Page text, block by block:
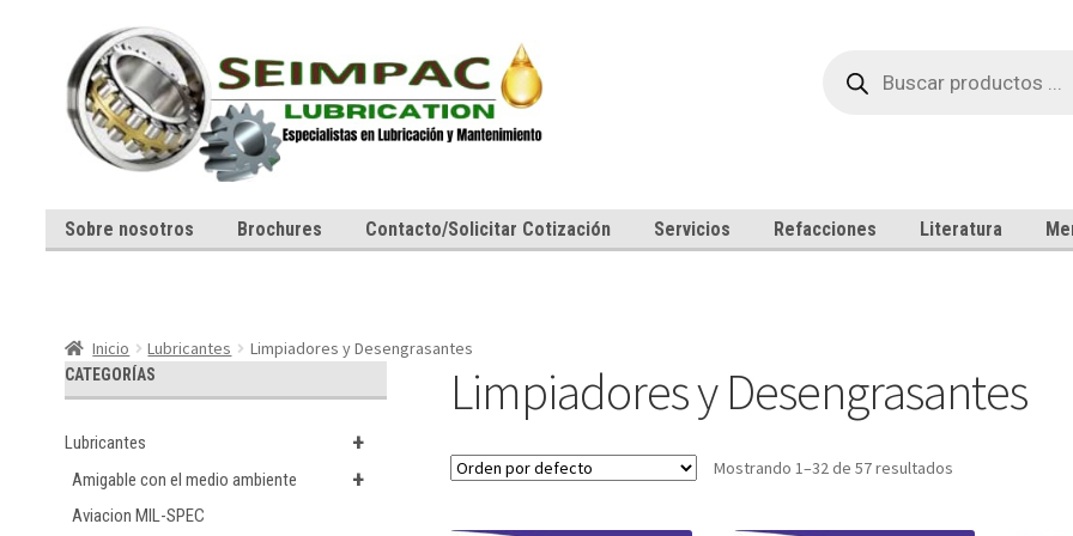
a
la
navegación
al
contenido
productos
Sobre nosotros Brochures Contacto/Solicitar Cotización Servicios Refacciones Literatura
Inicio Lubricantes Limpiadores y Desengrasantes
Limpiadores y Desengrasantes
Mostrando 1–32 de 57 resultados
CATEGORÍAS
+
Lubricantes
+
Amigable con el medio ambiente
Aviacion MIL-SPEC